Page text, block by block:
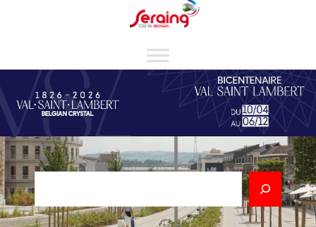
Rechercher
Cookies management panel